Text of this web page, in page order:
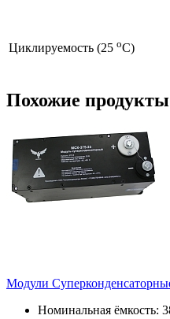
Циклируемость (25 oC)
Похожие продукты
Модули
Номинальная ёмкость: